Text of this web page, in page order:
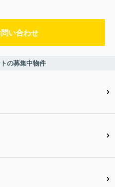
い合わせ
の募集中物件